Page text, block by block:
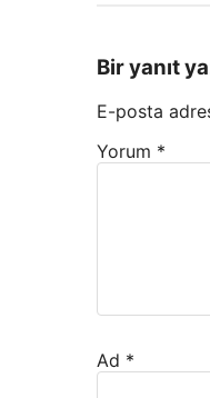
Bir yanıt
E-posta
Yorum *
Ad *